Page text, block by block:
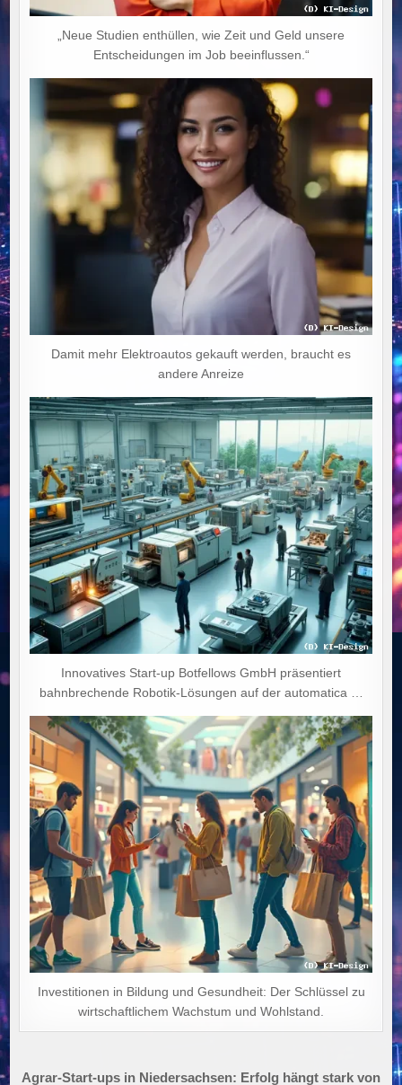
„Neue Studien enthüllen, wie Zeit und Geld unsere
Entscheidungen im Job beeinflussen.“
Damit mehr Elektroautos gekauft werden, braucht es
andere Anreize
Innovatives Start-up Botfellows GmbH präsentiert
bahnbrechende Robotik-Lösungen auf der automatica …
Investitionen in Bildung und Gesundheit: Der Schlüssel zu
wirtschaftlichem Wachstum und Wohlstand.
Agrar-Start-ups in Niedersachsen: Erfolg hängt stark von